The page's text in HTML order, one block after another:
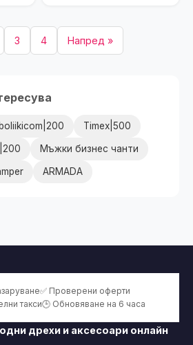
3 4 Напред »
Timex|500
Мъжки бизнес чанти
ARMADA
✅ Проверени оферти
такси🕒 Обновяване на 6 часа
дрехи и аксесоари онлайн